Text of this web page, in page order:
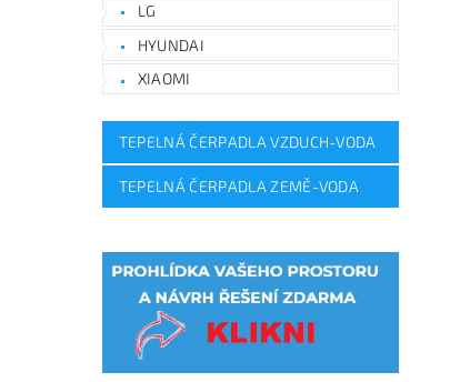
LG
HYUNDAI
XIAOMI
TEPELNÁ ČERPADLA VZDUCH-VODA
TEPELNÁ ČERPADLA ZEMĚ-VODA